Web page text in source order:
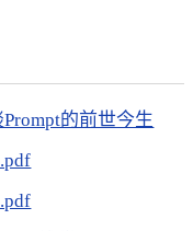
的前世今生